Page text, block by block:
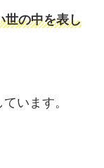
世の中を表し
います。